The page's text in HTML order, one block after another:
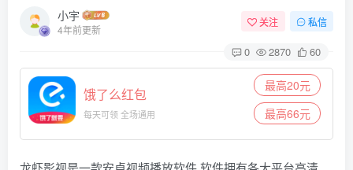
小宇
4年前更新
关注 私信
0 2870 60
饿了么红包
每天可领 全场通用
最高20元
最高66元